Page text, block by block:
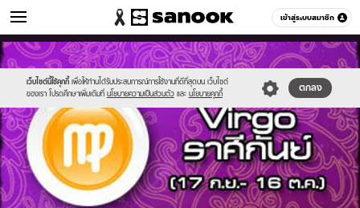
เข้าสู่ระบบสมาชิก
ดูดวง หมวดอื่นๆ
เว็บไซต์นี้ใช้คุกกี้ เพื่อให้ท่านได้รับประสบการณ์การใช้งานที่ดีที่สุดบน เว็บไซต์
ของเรา โปรดศึกษาเพิ่มเติมที่ นโยบายความเป็นส่วนตัว และ นโยบายคุกกี้
ตกลง
Sanook
//s.isanook.com/sr/0/images/logo-
new-
sanook.png
600
60
//s.isanook.com/ho/0/ud/7/37361/9virgo.jpg